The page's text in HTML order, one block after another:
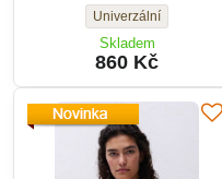
Plavkové
kalhotky
zavazovací
(12VA5-
152)
Velikost:
Univerzální
Skladem
860 Kč